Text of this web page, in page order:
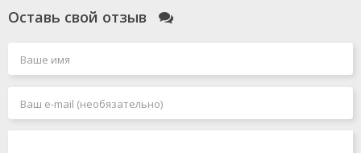
Оставь свой отзыв